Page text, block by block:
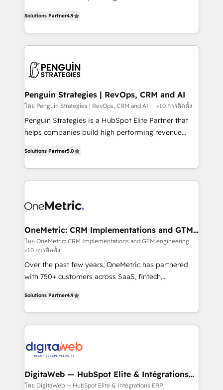
development, and project management. We have
100% US-based, FTE team members. We offer
migrations from other platforms, systems
integration, extensibility, custom development, and
entreprises qui auront réussi leur transformation. Le
problème ? 58% des dirigeants savent que l'IA est
vitale pour leur survie. Mais 57% n'ont aucune
données. C'est le paradoxe français : conscience
Augmentée. Ce n'est pas une entreprise qui utilise
l'IA. C'est une organisation qui a réussi la symbiose
entre l'expertise humaine et l'intelligence artificielle.
Pas pour remplacer l'humain, mais pour l'augmenter.
transformation. D'abord les fondations : des
données unifiées, des processus alignés. Ensuite
vraie performance vient de l'intérieur. Act Inside.
Stand Out.
Solutions Partner4.9
Penguin Strategies | RevOps, CRM and AI
โดย Penguin Strategies | RevOps, CRM and AI <10 การติดตั้ง
Penguin Strategies is a HubSpot Elite Partner that
helps companies build high performing revenue
system environments and global SaaS or
manufacturing teams. Trusted by leading enterprises
and fast growing scale ups including Sony, Rapyd,
Design Automation and Uptive. 📊 RevOps & data
integrations 🤖 AI workflows & enrichment 📘 Team
enablement & company-wide adoption We create
HubSpot environments that teams use with
confidence and that leadership can rely on for
scalable revenue insights.
Solutions Partner5.0
OneMetric: CRM Implementations and GTM
engineering
โดย OneMetric: CRM Implementations and GTM engineering
<10 การติดตั้ง
Over the past few years, OneMetric has partnered
with 750+ customers across SaaS, fintech,
150+ HubSpot-certified experts, we deliver scalable
solutions to complex GTM and RevOps challenges.
Our Expertise 🔹 Onboarding & Implementation:
tailored to your GTM motion. 🔹 Migrations: Move
downtime. 🔹 RevOps Strategy: Align teams,
processes, and data to drive revenue efficiency. 🔹
Solutions Partner4.9
DigitaWeb — HubSpot Elite & Intégrations
ERP
โดย DigitaWeb — HubSpot Elite & Intégrations ERP